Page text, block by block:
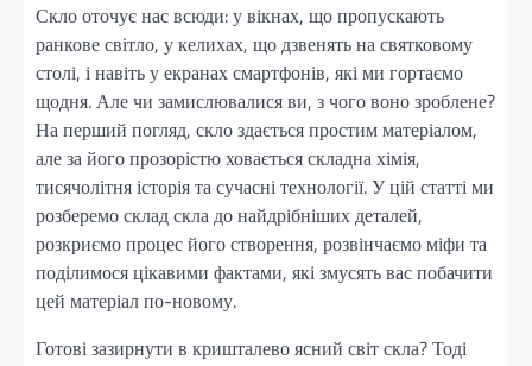
Скло оточує нас всюди: у вікнах, що пропускають
ранкове світло, у келихах, що дзвенять на святковому
столі, і навіть у екранах смартфонів, які ми гортаємо
щодня. Але чи замислювалися ви, з чого воно зроблене?
На перший погляд, скло здається простим матеріалом,
але за його прозорістю ховається складна хімія,
тисячолітня історія та сучасні технології. У цій статті ми
розберемо склад скла до найдрібніших деталей,
розкриємо процес його створення, розвінчаємо міфи та
поділимося цікавими фактами, які змусять вас побачити
цей матеріал по-новому.
Готові зазирнути в кришталево ясний світ скла? Тоді